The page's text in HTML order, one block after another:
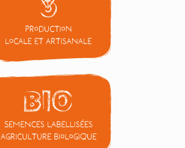
Production
locale et artisanale
Semences labellisées
Agriculture Biologique